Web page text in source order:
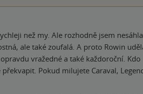
udělá